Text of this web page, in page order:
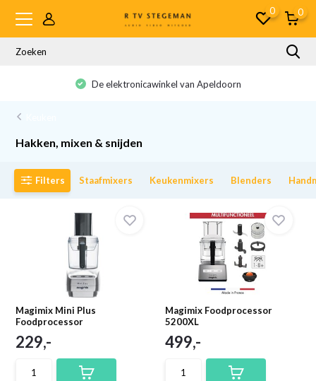
0 0
De elektronicawinkel van Apeldoorn
Hakken, mixen & snijden
Filters Staafmixers Keukenmixers Blenders
Magimix Mini Plus
Foodprocessor
229,-
Magimix Foodprocessor
5200XL
499,-